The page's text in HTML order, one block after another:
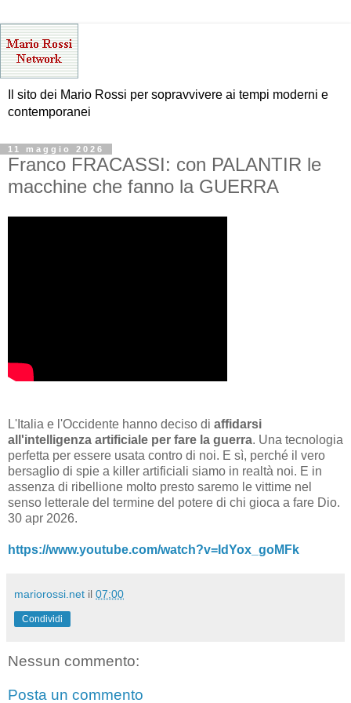
Il sito dei Mario Rossi per sopravvivere ai tempi moderni e
contemporanei
11 maggio 2026
Franco FRACASSI: con PALANTIR le
macchine che fanno la GUERRA
L'Italia e l'Occidente hanno deciso di affidarsi
all'intelligenza artificiale per fare la guerra. Una tecnologia
perfetta per essere usata contro di noi. E sì, perché il vero
bersaglio di spie a killer artificiali siamo in realtà noi. E in
assenza di ribellione molto presto saremo le vittime nel
senso letterale del termine del potere di chi gioca a fare Dio.
30 apr 2026.
https://www.youtube.com/watch?v=IdYox_goMFk
mariorossi.net il 07:00
Condividi
Nessun commento:
Posta un commento